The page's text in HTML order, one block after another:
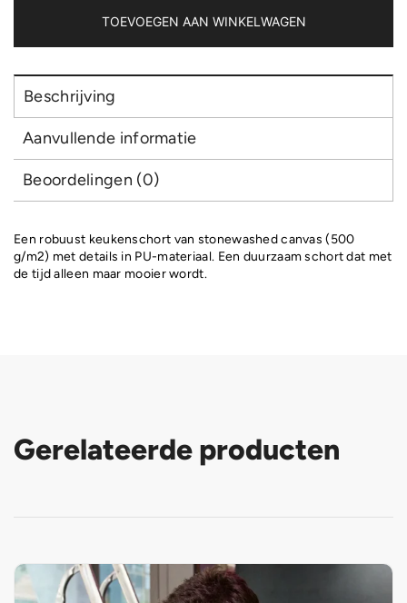
TOEVOEGEN AAN WINKELWAGEN
Beschrijving
Aanvullende informatie
Beoordelingen (0)
Een robuust keukenschort van stonewashed canvas (500
g/m2) met details in PU-materiaal. Een duurzaam schort dat met
de tijd alleen maar mooier wordt.
Gerelateerde producten